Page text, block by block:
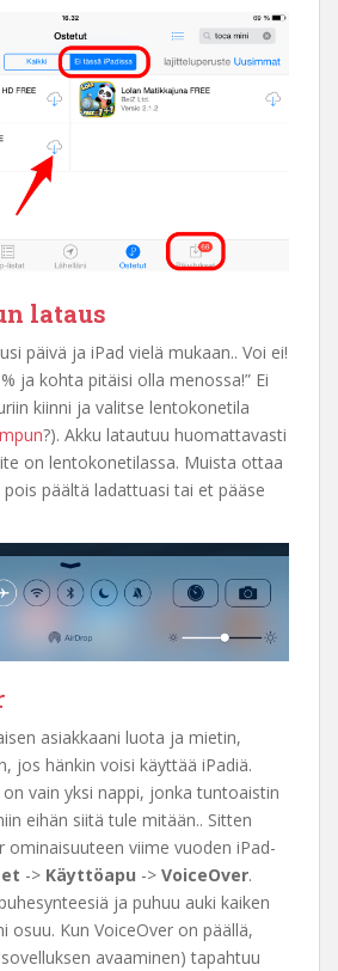
lataus
päivä ja iPad vielä mukaan.. Voi ei!
ja kohta pitäisi olla menossa!” Ei
kiinni ja valitse lentokonetila
?). Akku latautuu huomattavasti
on lentokonetilassa. Muista ottaa
päältä ladattuasi tai et pääse
asiakkaani luota ja mietin,
jos hänkin voisi käyttää iPadiä.
vain yksi nappi, jonka tuntoaistin
eihän siitä tule mitään.. Sitten
ominaisuuteen viime vuoden iPad-
-> Käyttöapu -> VoiceOver.
ja puhuu auki kaiken
osuu. Kun VoiceOver on päällä,
avaaminen) tapahtuu